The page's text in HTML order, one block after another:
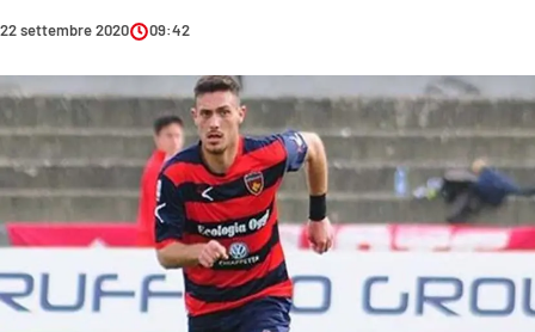
AMBIENTE
SOCIETÀ
CULTURA
ECONOMIA E LAVORO
EVENTI
22 settembre 2020 09:42